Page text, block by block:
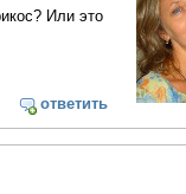
Или это
ответить